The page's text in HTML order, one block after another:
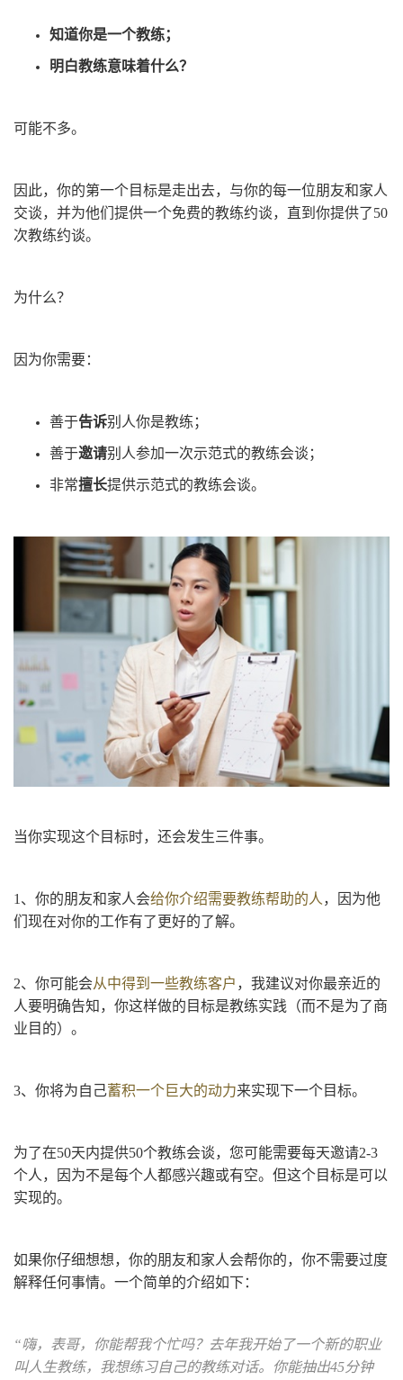
知道你是一个教练；
明白教练意味着什么？
可能不多。
因此，你的第一个目标是走出去，与你的每一位朋友和家人
交谈，并为他们提供一个免费的教练约谈，直到你提供了50
次教练约谈。
为什么？
因为你需要：
善于告诉别人你是教练；
善于邀请别人参加一次示范式的教练会谈；
非常擅长提供示范式的教练会谈。
当你实现这个目标时，还会发生三件事。
1、你的朋友和家人会给你介绍需要教练帮助的人 ，因为他
们现在对你的工作有了更好的了解。
2、你可能会从中得到一些教练客户 ，我建议对你最亲近的
人要明确告知，你这样做的目标是教练实践（而不是为了商
业目的）。
3、你将为自己蓄积一个巨大的动力来实现下一个目标。
为了在50天内提供50个教练会谈，您可能需要每天邀请2-3
个人，因为不是每个人都感兴趣或有空。但这个目标是可以
实现的。
如果你仔细想想，你的朋友和家人会帮你的，你不需要过度
解释任何事情。一个简单的介绍如下：
“嗨，表哥，你能帮我个忙吗？去年我开始了一个新的职业
叫人生教练，我想练习自己的教练对话。你能抽出45分钟